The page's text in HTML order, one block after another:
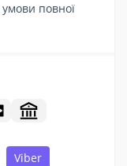
повної
Viber